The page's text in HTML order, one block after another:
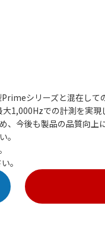
シリーズと混在して
1,000Hzでの計測を実現
今後も製品の品質向上
。
。